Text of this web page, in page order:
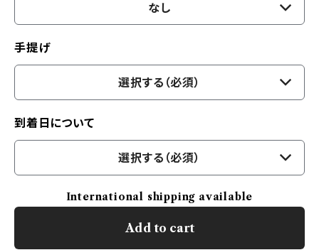
なし
手提げ
選択する（必須）
到着日について
選択する（必須）
International shipping available
Add to cart